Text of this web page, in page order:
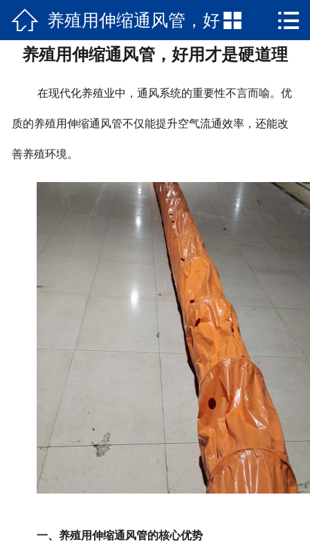
 网站首页
产品中心
新闻资讯
公司简介
发货现场
客户案例
在线留言
联系我们
 养殖用伸缩通风管，好
用才是硬道理
 
养殖用伸缩通风管，好用才是硬道理
在现代化养殖业中，通风系统的重要性不言而喻。优
质的养殖用伸缩通风管不仅能提升空气流通效率，还能改
善养殖环境。
一、养殖用伸缩通风管的核心优势